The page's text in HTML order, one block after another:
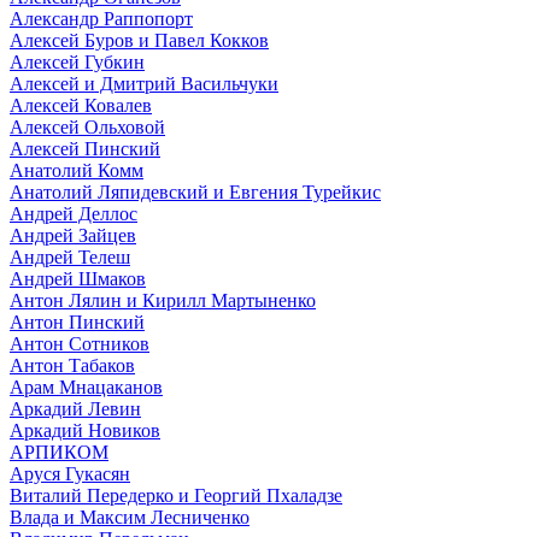
Александр Раппопорт
Алексей Буров и Павел Кокков
Алексей Губкин
Алексей и Дмитрий Васильчуки
Алексей Ковалев
Алексей Ольховой
Алексей Пинский
Анатолий Комм
Анатолий Ляпидевский и Евгения Турейкис
Андрей Деллос
Андрей Зайцев
Андрей Телеш
Андрей Шмаков
Антон Лялин и Кирилл Мартыненко
Антон Пинский
Антон Сотников
Антон Табаков
Арам Мнацаканов
Аркадий Левин
Аркадий Новиков
АРПИКОМ
Аруся Гукасян
Виталий Передерко и Георгий Пхаладзе
Влада и Максим Лесниченко